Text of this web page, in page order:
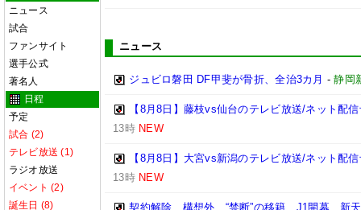
ニュース
試合
ファンサイト
選手公式
著名人
日程
予定
試合 (2)
テレビ放送 (1)
ラジオ放送
イベント (2)
誕生日 (8)
ニュース
ジュビロ磐田 DF甲斐が骨折、全治3カ月 -静岡
【8月8日】藤枝vs仙台のテレビ放送/ネット配
13時 NEW
【8月8日】大宮vs新潟のテレビ放送/ネット配
13時 NEW
契約解除、構想外、“禁断”の移籍…J1開幕、新